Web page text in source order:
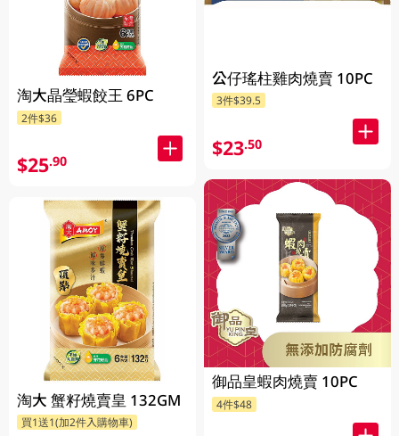
淘大晶瑩蝦餃王 6PC
2件$36
$25.90
淘大 蟹籽燒賣皇 132GM
買1送1(加2件入購物車)
公仔瑤柱雞肉燒賣 10PC
3件$39.5
$23.50
御品皇蝦肉燒賣 10PC
4件$48